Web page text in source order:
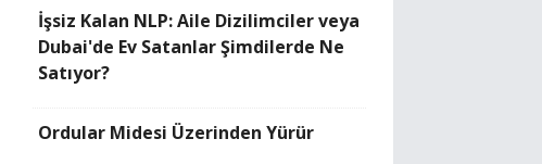
İşsiz Kalan NLP: Aile Dizilimciler veya
Dubai'de Ev Satanlar Şimdilerde Ne
Satıyor?
Ordular Midesi Üzerinden Yürür